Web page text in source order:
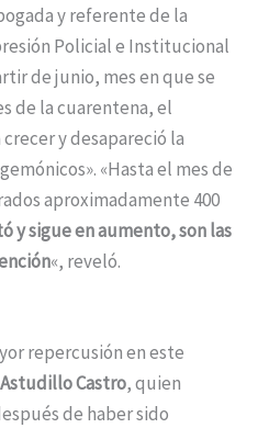
y referente de la
Policial e Institucional
de junio, mes en que se
de la cuarentena, el
y desapareció la
«Hasta el mes de
aproximadamente 400
y sigue en aumento, son las
«, reveló.
repercusión en este
Castro, quien
de haber sido